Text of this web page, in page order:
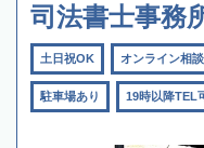
司法書士事務
土日祝OK オンライン相
駐車場あり 19時以降TEL